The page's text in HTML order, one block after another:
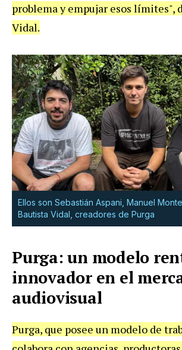
problema y empujar esos límites",
Vidal.
Ellos son Sebastián Aspani, Manuel
Bautista Vidal, creadores de Purga
Purga: un modelo
innovador en el
audiovisual
Purga, que posee un modelo de